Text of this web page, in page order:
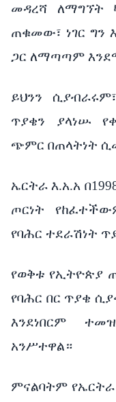
መዳረሻ ለማግኘት
ጠቁመው፣ ነገር ግን
ጋር ለማጣጣም
ይህንን
ጥያቄን ያላነሡ
ጭምር በጠላትነት
ኤርትራ እ.አ.አ
ጦርነት
የባሕር ተደራሽነት
የወቅቱ የኢትዮጵያ
የባሕር በር ጥያቄ
እንደነበርም
አንሥተዋል።
ምናልባትም የኤርትራ